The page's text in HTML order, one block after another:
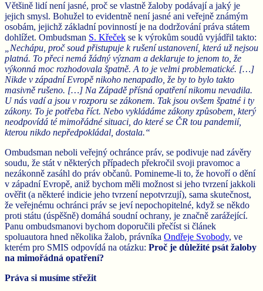
Většině lidí není jasné, proč se vlastně žaloby podávají a jaký je
jejich smysl. Bohužel to evidentně není jasné ani veřejně známým
osobám, jejichž základní povinností je na dodržování práva státem
dohlížet. Ombudsman S. Křeček se k výrokům soudů vyjádřil takto:
„Nechápu, proč soud přistupuje k rušení ustanovení, která už nejsou
platná. To přeci nemá žádný význam a deklaruje to jenom to, že
výkonná moc rozhodovala špatně. A to je velmi problematické. […]
Nikde v západní Evropě nikoho nenapadlo, že by to bylo takto
masivně rušeno. […] Na Západě přísná opatření nikomu nevadila.
U nás vadí a jsou v rozporu se zákonem. Tak jsou ovšem špatné i ty
zákony. To je potřeba říct. Nebo vykládáme zákony způsobem, který
neodpovídá té mimořádné situaci, do které se ČR tou pandemií,
kterou nikdo nepředpokládal, dostala.“
Ombudsman neboli veřejný ochránce práv, se podivuje nad závěry
soudu, že stát v některých případech překročil svoji pravomoc a
nezákonně zasáhl do práv občanů. Pomineme-li to, že hovoří o dění
v západní Evropě, aniž bychom měli možnost si jeho tvrzení jakkoli
ověřit (a některé indicie jeho tvrzení nepotvrzují), sama skutečnost,
že veřejnému ochránci práv se jeví nepochopitelné, když se někdo
proti státu (úspěšně) domáhá soudní ochrany, je značně zarážející.
Panu ombudsmanovi bychom doporučili přečíst si článek
spoluautora hned několika žalob, právníka Ondřeje Svobody, ve
kterém pro SMIS odpovídá na otázku: Proč je důležité psát žaloby
na mimořádná opatření?
Práva si musíme střežit